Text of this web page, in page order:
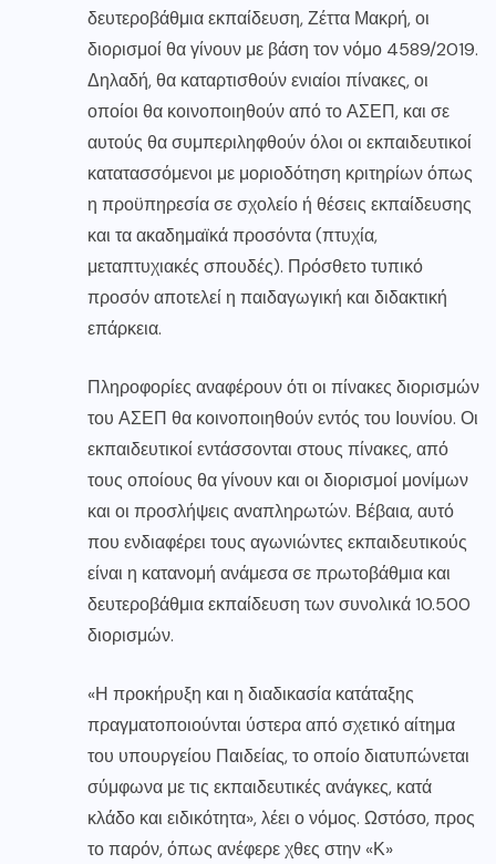
δευτεροβάθμια εκπαίδευση, Ζέττα Μακρή, οι
διορισμοί θα γίνουν με βάση τον νόμο 4589/2019.
Δηλαδή, θα καταρτισθούν ενιαίοι πίνακες, οι
οποίοι θα κοινοποιηθούν από το ΑΣΕΠ, και σε
αυτούς θα συμπεριληφθούν όλοι οι εκπαιδευτικοί
κατατασσόμενοι με μοριοδότηση κριτηρίων όπως
η προϋπηρεσία σε σχολείο ή θέσεις εκπαίδευσης
και τα ακαδημαϊκά προσόντα (πτυχία,
μεταπτυχιακές σπουδές). Πρόσθετο τυπικό
προσόν αποτελεί η παιδαγωγική και διδακτική
επάρκεια.
Πληροφορίες αναφέρουν ότι οι πίνακες διορισμών
του ΑΣΕΠ θα κοινοποιηθούν εντός του Ιουνίου. Οι
εκπαιδευτικοί εντάσσονται στους πίνακες, από
τους οποίους θα γίνουν και οι διορισμοί μονίμων
και οι προσλήψεις αναπληρωτών. Βέβαια, αυτό
που ενδιαφέρει τους αγωνιώντες εκπαιδευτικούς
είναι η κατανομή ανάμεσα σε πρωτοβάθμια και
δευτεροβάθμια εκπαίδευση των συνολικά 10.500
διορισμών.
«Η προκήρυξη και η διαδικασία κατάταξης
πραγματοποιούνται ύστερα από σχετικό αίτημα
του υπουργείου Παιδείας, το οποίο διατυπώνεται
σύμφωνα με τις εκπαιδευτικές ανάγκες, κατά
κλάδο και ειδικότητα», λέει ο νόμος. Ωστόσο, προς
το παρόν, όπως ανέφερε χθες στην «Κ»